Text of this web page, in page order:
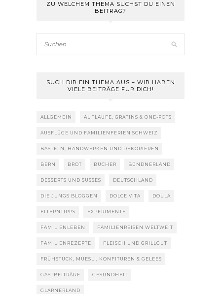
ZU WELCHEM THEMA SUCHST DU EINEN
BEITRAG?
SUCH DIR EIN THEMA AUS – WIR HABEN
VIELE BEITRÄGE FÜR DICH!
ALLGEMEIN AUFLÄUFE, GRATINS & ONE-POTS
AUSFLÜGE UND FAMILIENFERIEN SCHWEIZ
BASTELN, HANDWERKEN UND DEKORIEREN
BERN BROT BÜCHER BÜNDNERLAND
DESSERTS UND SÜSSES DEUTSCHLAND
DIE JUNGS BLOGGEN DOLCE VITA DOULA
ELTERNTIPPS EXPERIMENTE
FAMILIENLEBEN FAMILIENREISEN WELTWEIT
FAMILIENREZEPTE FLEISCH UND GRILLGUT
FRÜHSTÜCK, MÜESLI, KONFITÜREN & GELEES
GASTBEITRÄGE GESUNDHEIT
GLARNERLAND